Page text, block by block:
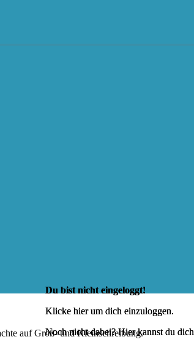
Du bist nicht eingeloggt!
Klicke hier um dich einzuloggen.
Noch nicht dabei? Hier kannst du dich
auf Groß- und Kleinschreibung.